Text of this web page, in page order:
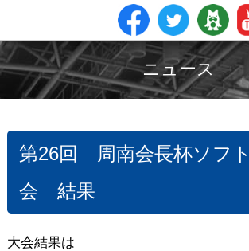
ニュース
第26回 周南会長杯ソフ
会 結果
大会結果は